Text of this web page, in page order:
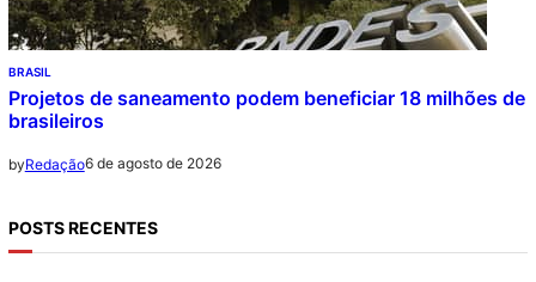
BRASIL
Projetos de saneamento podem beneficiar 18 milhões de
brasileiros
byRedação6 de agosto de 2026
POSTS RECENTES